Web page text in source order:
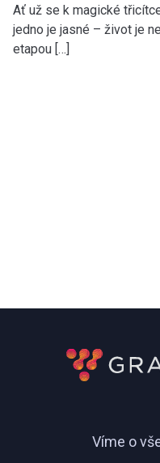
Ať už se k magické
jedno je jasné – život je
etapou […]
Víme o